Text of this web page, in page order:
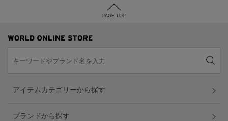
PAGE TOP
アイテムカテゴリーから探す
ブランドから探す